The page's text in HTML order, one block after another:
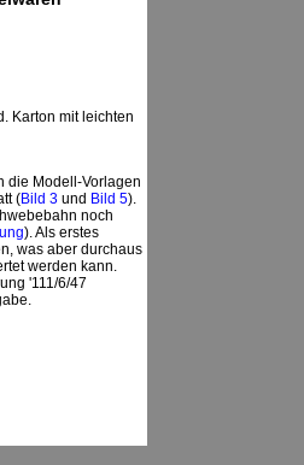
Karton mit leichten
die Modell-Vorlagen
(Bild 3 und Bild 5).
noch
). Als erstes
was aber durchaus
werden kann.
'111/6/47